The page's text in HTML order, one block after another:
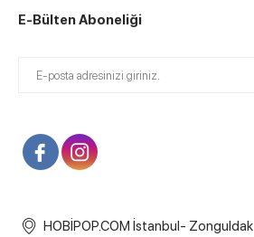
E-Bülten Aboneliği
HOBİPOP.COM İstanbul- Zonguldak